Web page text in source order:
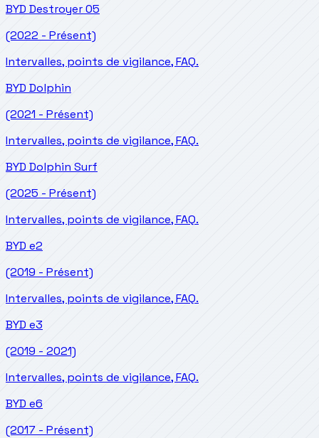
BYD Destroyer 05
(2022 - Présent)
Intervalles, points de vigilance, FAQ.
BYD Dolphin
(2021 - Présent)
Intervalles, points de vigilance, FAQ.
BYD Dolphin Surf
(2025 - Présent)
Intervalles, points de vigilance, FAQ.
BYD e2
(2019 - Présent)
Intervalles, points de vigilance, FAQ.
BYD e3
(2019 - 2021)
Intervalles, points de vigilance, FAQ.
BYD e6
(2017 - Présent)